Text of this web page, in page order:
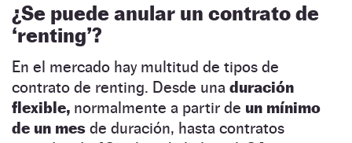
¿Se puede anular un contrato de
‘renting’?
En el mercado hay multitud de tipos de
contrato de renting. Desde una duración
flexible, normalmente a partir de un mínimo
de un mes de duración, hasta contratos